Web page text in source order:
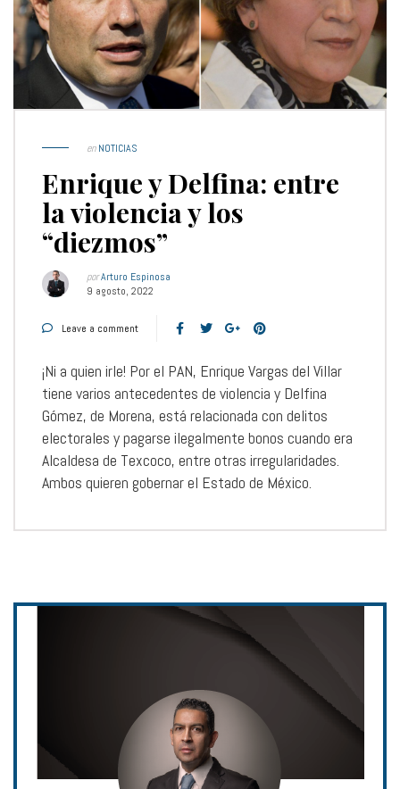
enNOTICIAS
Enrique y Delfina: entre
la violencia y los
“diezmos”
porArturo Espinosa
9 agosto, 2022
Leave a comment
¡Ni a quien irle! Por el PAN, Enrique Vargas del Villar
tiene varios antecedentes de violencia y Delfina
Gómez, de Morena, está relacionada con delitos
electorales y pagarse ilegalmente bonos cuando era
Alcaldesa de Texcoco, entre otras irregularidades.
Ambos quieren gobernar el Estado de México.